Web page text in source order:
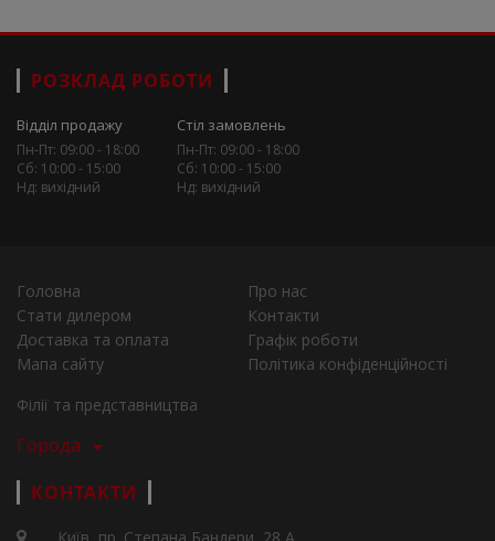
РОЗКЛАД РОБОТИ
Відділ продажу
Пн-Пт: 09:00 - 18:00
Сб: 10:00 - 15:00
Нд: вихідний
Стіл замовлень
Пн-Пт: 09:00 - 18:00
Сб: 10:00 - 15:00
Нд: вихідний
Головна
Про нас
Стати дилером
Контакти
Доставка та оплата
Графік роботи
Мапа сайту
Політика конфіденційності
Філії та представництва
Города
КОНТАКТИ